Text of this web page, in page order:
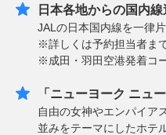
日本各地からの国内線
JALの日本国内線を一律
※詳しくは予約担当者ま
※成田・羽田空港発着コ
「ニューヨーク ニュ
自由の女神やエンパイア
並みをテーマにしたホテ